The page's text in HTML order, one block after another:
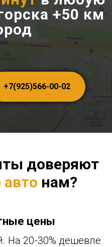
+50 км
+7(925)566-00-02
доверяют
нам?
цены
На 20-30% дешевле